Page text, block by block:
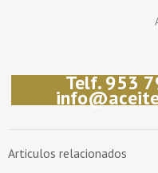
Telf. 953
Articulos relacionados